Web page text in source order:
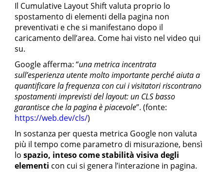
Il Cumulative Layout Shift valuta proprio lo
spostamento di elementi della pagina non
preventivati e che si manifestano dopo il
caricamento dell’area. Come hai visto nel video qui
su.
Google afferma: “una metrica incentrata
sull’esperienza utente molto importante perché aiuta a
quantificare la frequenza con cui i visitatori riscontrano
spostamenti imprevisti del layout: un CLS basso
garantisce che la pagina è piacevole”. (fonte:
https://web.dev/cls/)
In sostanza per questa metrica Google non valuta
più il tempo come parametro di misurazione, bensì
lo spazio, inteso come stabilità visiva degli
elementi con cui si genera l’interazione in pagina.